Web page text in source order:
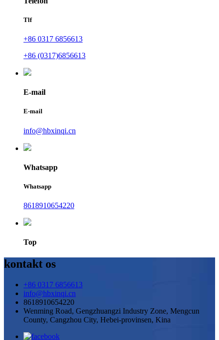
Tlf
+86 0317 6856613
+86 (0317)6856613
E-mail
E-mail
info@hbxinqi.cn
Whatsapp
Whatsapp
8618910654220
Top
kontakt os
+86 0317 6856613
info@hbxinqi.cn
8618910654220
Wenming Road, Gengzhuangzi Industry Zone, Mengcun
County, Cangzhou City, Hebei-provinsen, Kina